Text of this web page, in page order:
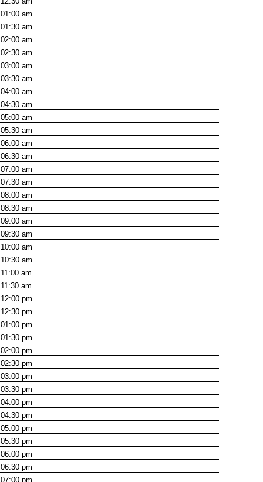
01:00 am
01:30 am
02:00 am
02:30 am
03:00 am
03:30 am
04:00 am
04:30 am
05:00 am
05:30 am
06:00 am
06:30 am
07:00 am
07:30 am
08:00 am
08:30 am
09:00 am
09:30 am
10:00 am
10:30 am
11:00 am
11:30 am
12:00 pm
12:30 pm
01:00 pm
01:30 pm
02:00 pm
02:30 pm
03:00 pm
03:30 pm
04:00 pm
04:30 pm
05:00 pm
05:30 pm
06:00 pm
06:30 pm
07:00 pm